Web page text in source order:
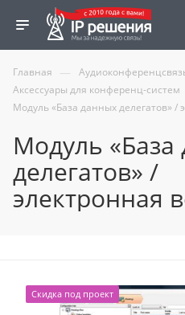
Главная —
Аксессуары для конференц-систем
Модуль «База данных делегатов» /
Модуль
делегатов» /
электронная
Скидка под проект